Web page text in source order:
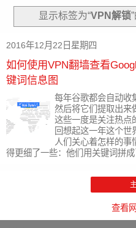
显示标签为“VPN解锁
2016年12月22日星期四
如何使用VPN翻墙查看
键词信息图
每年谷歌都会自动收
然后将它们提取出来
这些一度是关注热点
回想起这一年这个
人们关心着怎样的事
得更细了一些：他们用关键词拼成
查看